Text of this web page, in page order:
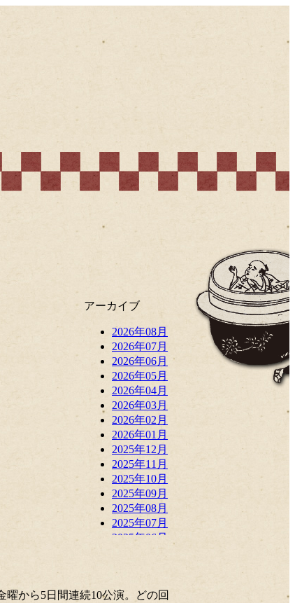
アーカイブ
2026年08月
2026年07月
2026年06月
2026年05月
2026年04月
2026年03月
2026年02月
2026年01月
2025年12月
2025年11月
2025年10月
2025年09月
2025年08月
2025年07月
2025年06月
2025年02月
から5日間連続10公演。どの回